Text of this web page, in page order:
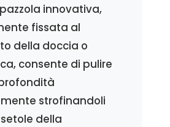
innovativa,
fissata al
della doccia o
consente di pulire
strofinandoli
della